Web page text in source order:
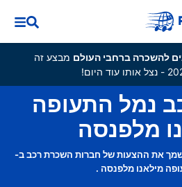
מבצע זה
נמל התעופה
מלפנסה
את ההצעות של חברות השכרת רכב ב-
מילאנו מלפנסה .